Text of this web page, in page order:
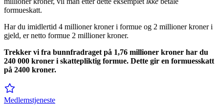
formueskatt.
Har du imidlertid 4 millioner kroner i formue og 2 millioner kroner i
gjeld, er netto formue 2 millioner kroner.
Trekker vi fra bunnfradraget på 1,76 millioner kroner har du
240 000 kroner i skattepliktig formue. Dette gir en formuesskatt
på 2400 kroner.
Medlemstjeneste